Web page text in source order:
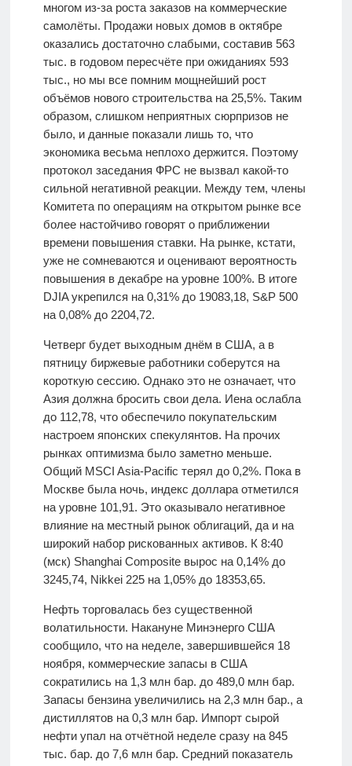
многом из-за роста заказов на коммерческие
самолёты. Продажи новых домов в октябре
оказались достаточно слабыми, составив 563
тыс. в годовом пересчёте при ожиданиях 593
тыс., но мы все помним мощнейший рост
объёмов нового строительства на 25,5%. Таким
образом, слишком неприятных сюрпризов не
было, и данные показали лишь то, что
экономика весьма неплохо держится. Поэтому
протокол заседания ФРС не вызвал какой-то
сильной негативной реакции. Между тем, члены
Комитета по операциям на открытом рынке все
более настойчиво говорят о приближении
времени повышения ставки. На рынке, кстати,
уже не сомневаются и оценивают вероятность
повышения в декабре на уровне 100%. В итоге
DJIA укрепился на 0,31% до 19083,18, S&P 500
на 0,08% до 2204,72.
Четверг будет выходным днём в США, а в
пятницу биржевые работники соберутся на
короткую сессию. Однако это не означает, что
Азия должна бросить свои дела. Иена ослабла
до 112,78, что обеспечило покупательским
настроем японских спекулянтов. На прочих
рынках оптимизма было заметно меньше.
Общий MSCI Asia-Pacific терял до 0,2%. Пока в
Москве была ночь, индекс доллара отметился
на уровне 101,91. Это оказывало негативное
влияние на местный рынок облигаций, да и на
широкий набор рискованных активов. К 8:40
(мск) Shanghai Composite вырос на 0,14% до
3245,74, Nikkei 225 на 1,05% до 18353,65.
Нефть торговалась без существенной
волатильности. Накануне Минэнерго США
сообщило, что на неделе, завершившейся 18
ноября, коммерческие запасы в США
сократились на 1,3 млн бар. до 489,0 млн бар.
Запасы бензина увеличились на 2,3 млн бар., а
дистиллятов на 0,3 млн бар. Импорт сырой
нефти упал на отчётной неделе сразу на 845
тыс. бар. до 7,6 млн бар. Средний показатель